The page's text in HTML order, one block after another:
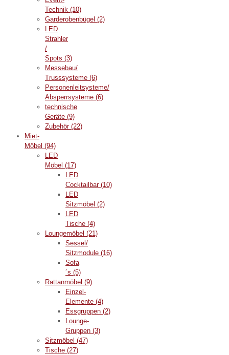
Technik (10)
Garderobenbügel (2)
LED
Strahler
/
Spots (3)
Messebau/
Trusssysteme (6)
Personenleitsysteme/
Absperrsysteme (6)
technische
Geräte (9)
Zubehör (22)
Miet-
Möbel (94)
LED
Möbel (17)
LED
Cocktailbar (10)
LED
Sitzmöbel (2)
LED
Tische (4)
Loungemöbel (21)
Sessel/
Sitzmodule (16)
Sofa
´s (5)
Rattanmöbel (9)
Einzel-
Elemente (4)
Essgruppen (2)
Lounge-
Gruppen (3)
Sitzmöbel (47)
Tische (27)